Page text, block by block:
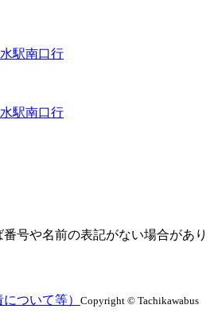
駅南口行
駅南口行
号や名前の表記がない場合があり
ついて等） Copyright © Tachikawabus